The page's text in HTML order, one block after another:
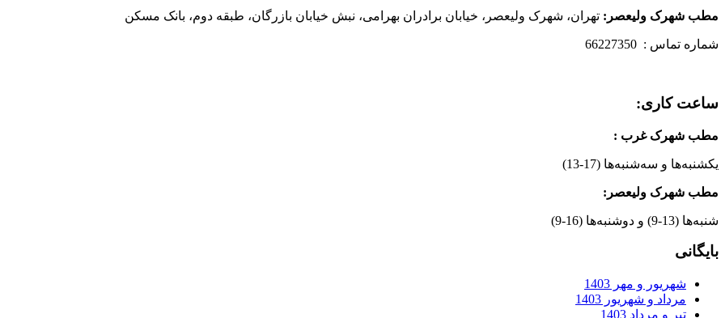
مطب شهرک ولیعصر: تهران، شهرک ولیعصر، خیابان برادران بهرامی، نبش خیابان بازرگان، طبقه دوم، بانک مسکن
شماره تماس : 66227350
ساعت کاری:
مطب شهرک غرب :
یکشنبه‌ها و سه‌شنبه‌ها (17-13)
مطب شهرک ولیعصر:
شنبه‌ها (13-9) و دوشنبه‌ها (16-9)
بایگانی
شهریور و مهر 1403
مرداد و شهریور 1403
تیر و مرداد 1403